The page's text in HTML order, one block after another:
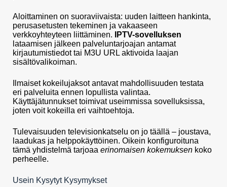
Aloittaminen on suoraviivaista: uuden laitteen hankinta,
perusasetusten tekeminen ja vakaaseen
verkkoyhteyteen liittäminen.
IPTV-sovelluksen
lataamisen jälkeen palveluntarjoajan antamat
kirjautumistiedot tai M3U URL aktivoida laajan
sisältövalikoiman.
Ilmaiset kokeilujaksot antavat mahdollisuuden testata
eri palveluita ennen lopullista valintaa.
Käyttäjätunnukset toimivat useimmissa sovelluksissa,
joten voit kokeilla eri vaihtoehtoja.
Tulevaisuuden televisionkatselu on jo täällä – joustava,
laadukas ja helppokäyttöinen. Oikein konfiguroituna
tämä yhdistelmä tarjoaa erinomaisen kokemuksen koko
perheelle.
Usein Kysytyt Kysymykset